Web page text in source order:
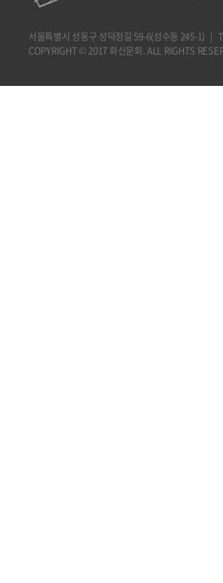
서울특별시 성동구 성덕정길 59-6(성수동 245-
COPYRIGHT © 2017 화신문화. ALL RIGHTS